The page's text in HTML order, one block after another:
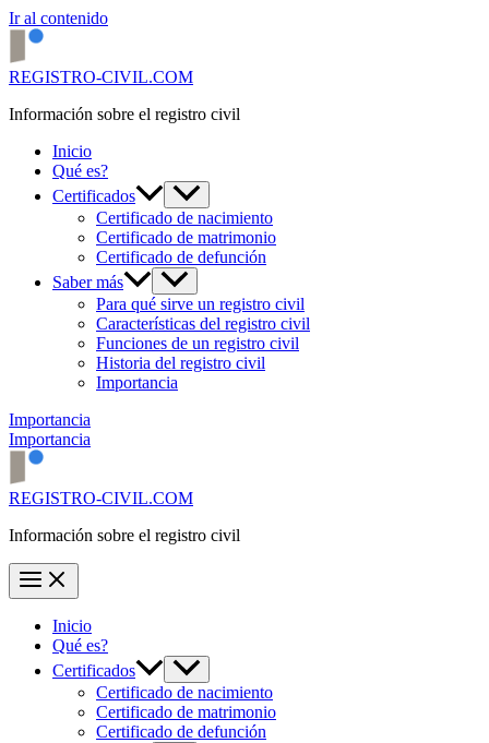
Ir al contenido
REGISTRO-CIVIL.COM
Información sobre el registro civil
Inicio
Qué es?
Certificados
Certificado de nacimiento
Certificado de matrimonio
Certificado de defunción
Saber más
Para qué sirve un registro civil
Características del registro civil
Funciones de un registro civil
Historia del registro civil
Importancia
Importancia
Importancia
REGISTRO-CIVIL.COM
Información sobre el registro civil
Inicio
Qué es?
Certificados
Certificado de nacimiento
Certificado de matrimonio
Certificado de defunción